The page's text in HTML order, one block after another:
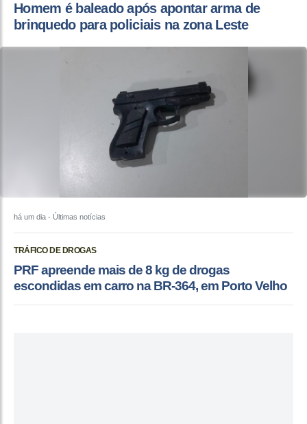
Homem é baleado após apontar arma de
brinquedo para policiais na zona Leste
há um dia - Últimas notícias
TRÁFICO DE DROGAS
PRF apreende mais de 8 kg de drogas
escondidas em carro na BR-364, em Porto Velho